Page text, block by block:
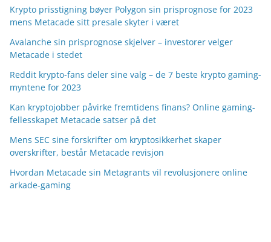
Krypto prisstigning bøyer Polygon sin prisprognose for 2023
mens Metacade sitt presale skyter i været
Avalanche sin prisprognose skjelver – investorer velger
Metacade i stedet
Reddit krypto-fans deler sine valg – de 7 beste krypto gaming-
myntene for 2023
Kan kryptojobber påvirke fremtidens finans? Online gaming-
fellesskapet Metacade satser på det
Mens SEC sine forskrifter om kryptosikkerhet skaper
overskrifter, består Metacade revisjon
Hvordan Metacade sin Metagrants vil revolusjonere online
arkade-gaming